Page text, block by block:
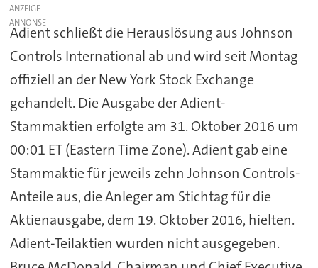
ANZEIGE
Adient schließt die Herauslösung aus Johnson
Controls International ab und wird seit Montag
offiziell an der New York Stock Exchange
gehandelt. Die Ausgabe der Adient-
Stammaktien erfolgte am 31. Oktober 2016 um
00:01 ET (Eastern Time Zone). Adient gab eine
Stammaktie für jeweils zehn Johnson Controls-
Anteile aus, die Anleger am Stichtag für die
Aktienausgabe, dem 19. Oktober 2016, hielten.
Adient-Teilaktien wurden nicht ausgegeben.